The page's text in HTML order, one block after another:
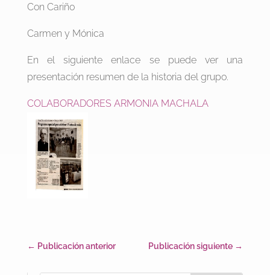
Con Cariño
Carmen y Mónica
En el siguiente enlace se puede ver una
presentación resumen de la historia del grupo.
COLABORADORES ARMONIA MACHALA
← Publicación anterior Publicación siguiente →